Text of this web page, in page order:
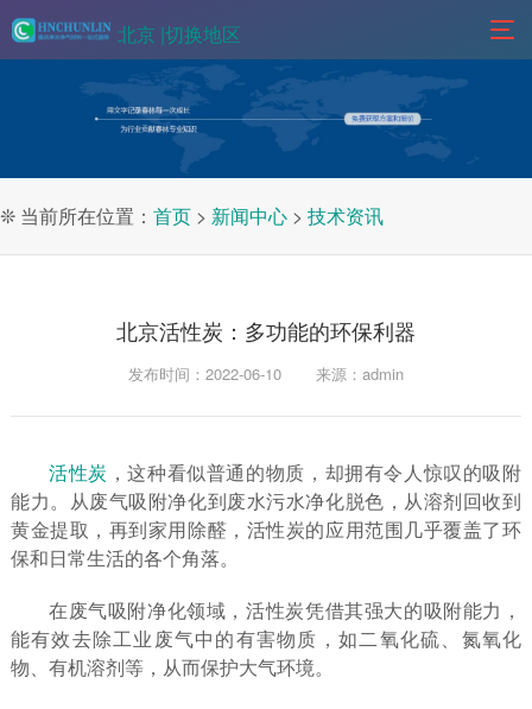
北京 |切换地区
❊ 当前所在位置： 首页 > 新闻中心 > 技术资讯
北京活性炭：多功能的环保利器
发布时间：2022-06-10 来源：admin
活性炭 ，这种看似普通的物质，却拥有令人惊叹的吸附
能力。从废气吸附净化到废水污水净化脱色，从溶剂回收到
黄金提取，再到家用除醛，活性炭的应用范围几乎覆盖了环
保和日常生活的各个角落。
在废气吸附净化领域，活性炭凭借其强大的吸附能力，
能有效去除工业废气中的有害物质，如二氧化硫、氮氧化
物、有机溶剂等，从而保护大气环境。